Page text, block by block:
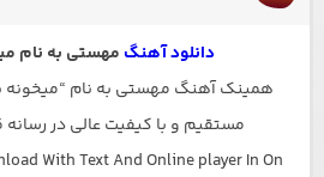
دانلود آهنگ مهستی به نام
همینک آهنگ مهستی به نام “میخونه
مستقیم و با کیفیت عالی در
With Text And Online player In On